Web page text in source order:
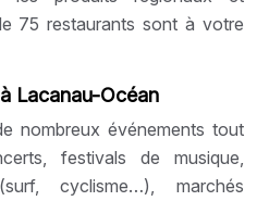
75 restaurants sont à votre
Lacanau-Océan
nombreux événements tout
festivals de musique,
cyclisme…), marchés